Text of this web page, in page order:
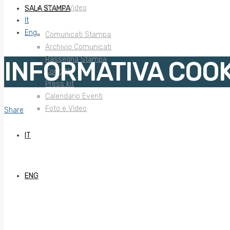
SALA STAMPA
Comunicati Stampa
Archivio Comunicati
Rassegna Stampa
Contatti
Press kit
Calendario Eventi
Foto e Video
IT
ENG
Foto e Video
It
Eng
INFORMATIVA
Share